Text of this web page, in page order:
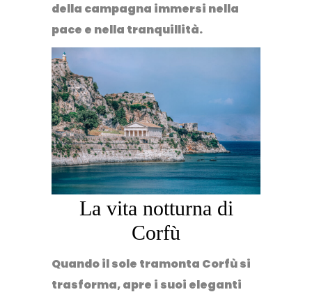
della campagna immersi nella
pace e nella tranquillità.
La vita notturna di
Corfù
Quando il sole tramonta Corfù si
trasforma, apre i suoi eleganti